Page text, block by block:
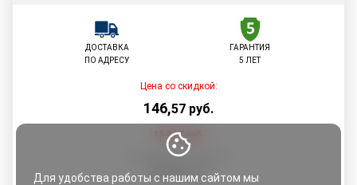
Для удобства работы с нашим сайтом мы
ДОСТАВКА
ПО АДРЕСУ
ГАРАНТИЯ
5 ЛЕТ
Цена со скидкой:
146,57 руб.
154,27
По картам рассрочки:
154,27руб.